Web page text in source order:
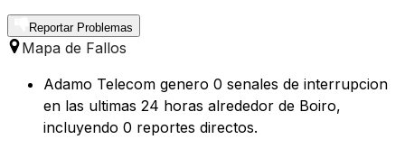
Reportar Problemas
Mapa de Fallos
Adamo Telecom genero 0 senales de interrupcion
en las ultimas 24 horas alrededor de Boiro,
incluyendo 0 reportes directos.